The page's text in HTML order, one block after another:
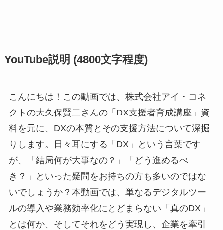
YouTube説明 (4800文字程度)
こんにちは！この動画では、株式会社アイ・コネ
クトの大久保賢二さんの「DX支援者育成講座」資
料を元に、DXの本質とその支援方法について深掘
りします。日々耳にする「DX」という言葉です
が、「結局何が大事なの？」「どう進めるべ
き？」といった疑問をお持ちの方も多いのではな
いでしょうか？本動画では、単なるデジタルツー
ルの導入や業務効率化にとどまらない「真のDX」
とは何か、そしてそれをどう実現し、企業を牽引